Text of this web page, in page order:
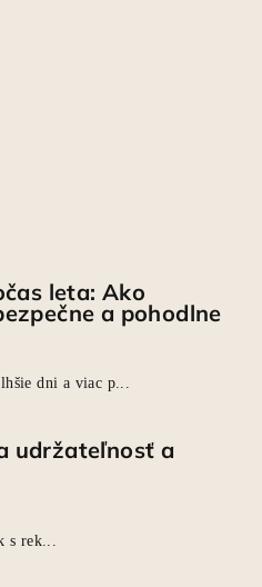
leta: Ako
a pohodlne
dni a viac p...
udržateľnosť a
s rek...